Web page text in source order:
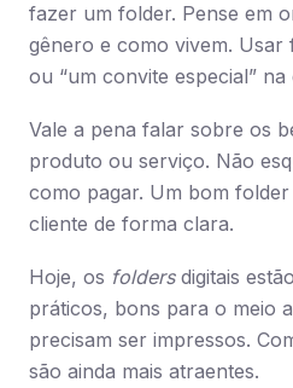
fazer um folder. Pense em
gênero e como vivem. Usar
ou “um convite especial”
Vale a pena falar sobre os
produto ou serviço. Não
como pagar. Um bom
cliente de forma clara.
Hoje, os foldersdigitais
práticos, bons para o meio
precisam ser impressos.
são ainda mais atraentes.